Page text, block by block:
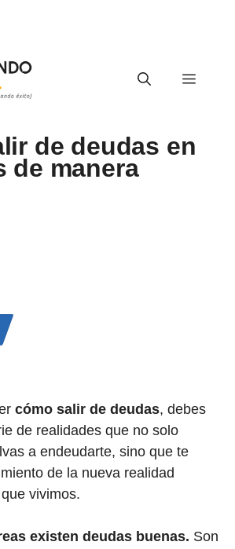
Menú
de deudas en
de manera
cómo salir de deudas, debes
de realidades que no solo
a endeudarte, sino que te
de la nueva realidad
vivimos.
existen deudas buenas. Son